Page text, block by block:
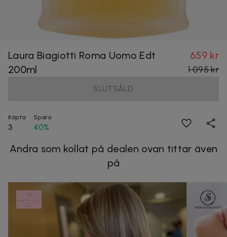
Laura Biagiotti Roma Uomo Edt
200ml
659 kr
1 095 kr
SLUTSÅLD
Köpta
3
Spara
40%
Andra som kollat på dealen ovan tittar även
på